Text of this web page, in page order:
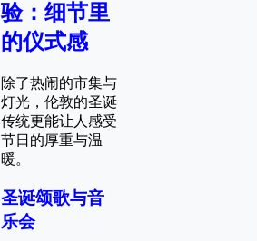
验：细节里
的仪式感
除了热闹的市集与
灯光，伦敦的圣诞
传统更能让人感受
节日的厚重与温
暖。
圣诞颂歌与音
乐会